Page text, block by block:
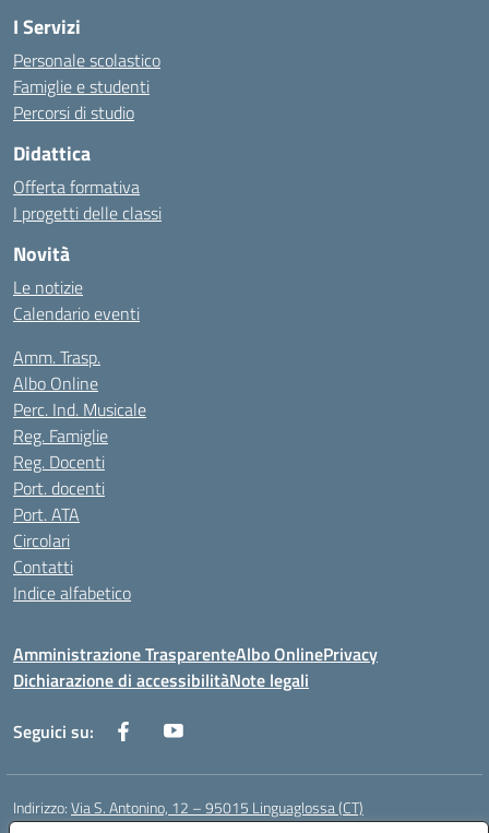
I Servizi
Personale scolastico
Famiglie e studenti
Percorsi di studio
Didattica
Offerta formativa
I progetti delle classi
Novità
Le notizie
Calendario eventi
Amm. Trasp.
Albo Online
Perc. Ind. Musicale
Reg. Famiglie
Reg. Docenti
Port. docenti
Port. ATA
Circolari
Contatti
Indice alfabetico
Amministrazione TrasparenteAlbo OnlinePrivacy
Dichiarazione di accessibilitàNote legali
Seguici su:
Indirizzo:Via S. Antonino, 12 – 95015 Linguaglossa (CT)